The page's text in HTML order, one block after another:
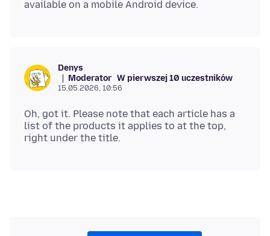
Denys
Moderator W pierwszej 10 uczestników
15.05.2026, 10:56
Oh, got it. Please note that each article has a
list of the products it applies to at the top,